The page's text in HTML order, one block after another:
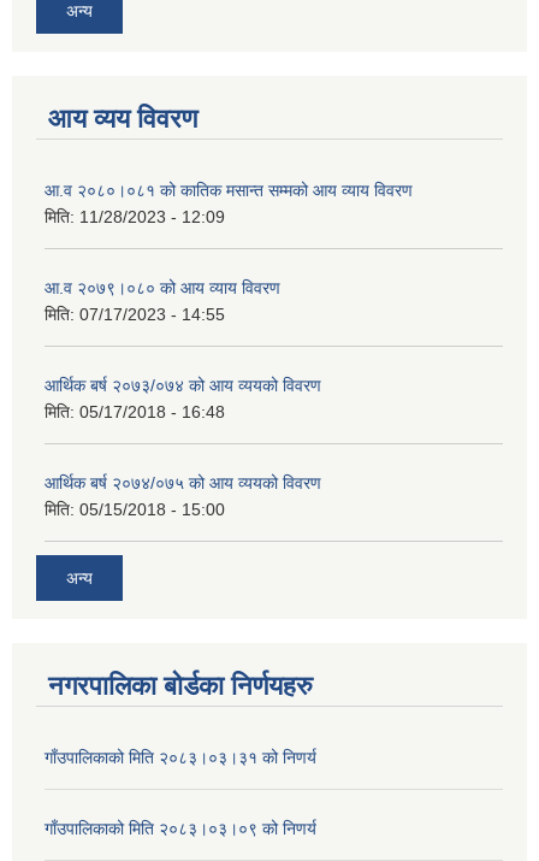
अन्य
आय व्यय विवरण
आ.व २०८०।०८१ को कातिक मसान्त सम्मको आय व्याय विवरण
मिति: 11/28/2023 - 12:09
आ.व २०७९।०८० को आय व्याय विवरण
मिति: 07/17/2023 - 14:55
आर्थिक बर्ष २०७३/०७४ को आय व्ययको विवरण
मिति: 05/17/2018 - 16:48
आर्थिक बर्ष २०७४/०७५ को आय व्ययको विवरण
मिति: 05/15/2018 - 15:00
अन्य
नगरपालिका बोर्डका निर्णयहरु
गाँउपालिकाको मिति २०८३।०३।३१ को निणर्य
गाँउपालिकाको मिति २०८३।०३।०९ को निणर्य